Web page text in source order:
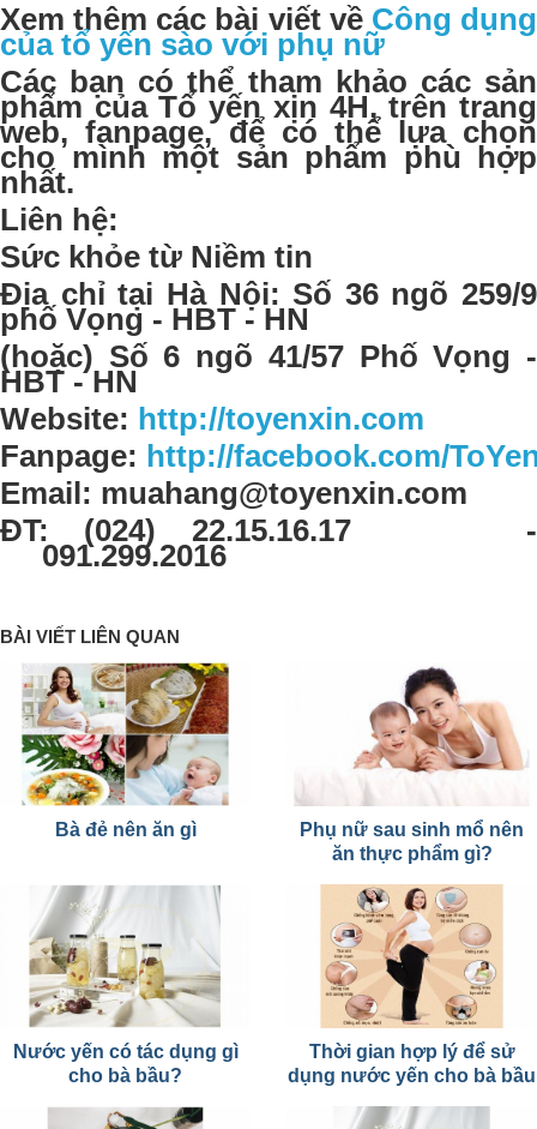
Xem thêm các bài viết về Công dụng
của tổ yến sào với phụ nữ
Các bạn có thể tham khảo các sản
phẩm của Tổ yến xịn 4H, trên trang
web, fanpage, để có thể lựa chọn
cho mình một sản phẩm phù hợp
nhất.
Liên hệ:
Sức khỏe từ Niềm tin
Địa chỉ tại Hà Nội: Số 36 ngõ 259/9
phố Vọng - HBT - HN
(hoặc) Số 6 ngõ 41/57 Phố Vọng -
HBT - HN
Website: http://toyenxin.com
Fanpage: http://facebook.com/
Email: muahang@toyenxin.com
ĐT: (024) 22.15.16.17 -
091.299.2016
BÀI VIẾT LIÊN QUAN
Bà đẻ nên ăn gì
Phụ nữ sau sinh mổ nên
ăn thực phẩm gì?
Nước yến có tác dụng gì
cho bà bầu?
Thời gian hợp lý để sử
dụng nước yến cho bà bầu